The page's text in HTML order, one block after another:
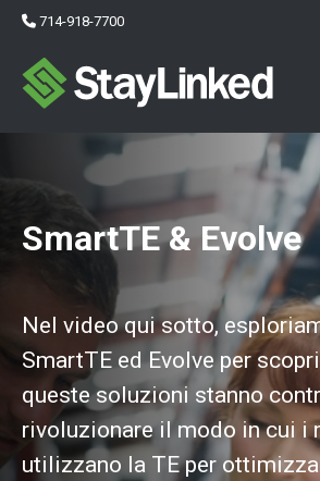
714-918-7700
SmartTE & Evolve
Nel video qui sotto,
SmartTE ed Evolve per
queste soluzioni stanno
rivoluzionare il modo in cui i
utilizzano la TE per